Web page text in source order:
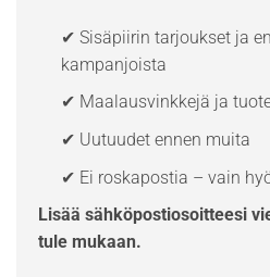
✔ Sisäpiirin tarjoukset ja
kampanjoista
✔ Maalausvinkkejä ja
✔ Uutuudet ennen muita
✔ Ei roskapostia – vain
Lisää sähköpostiosoitteesi
tule mukaan.